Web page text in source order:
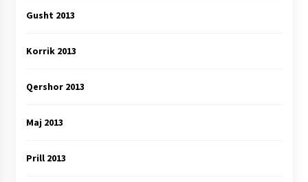
Gusht 2013
Korrik 2013
Qershor 2013
Maj 2013
Prill 2013